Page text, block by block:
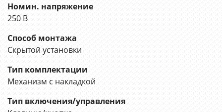
Номин. напряжение
250 В
Способ монтажа
Скрытой установки
Тип комплектации
Механизм с накладкой
Тип включения/управления